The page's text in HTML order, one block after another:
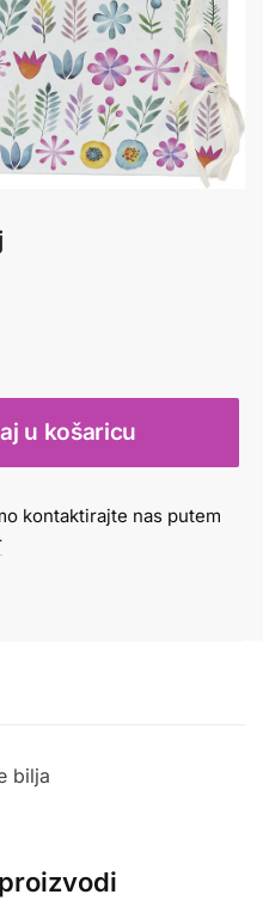
u košaricu
kontaktirajte nas putem
bilja